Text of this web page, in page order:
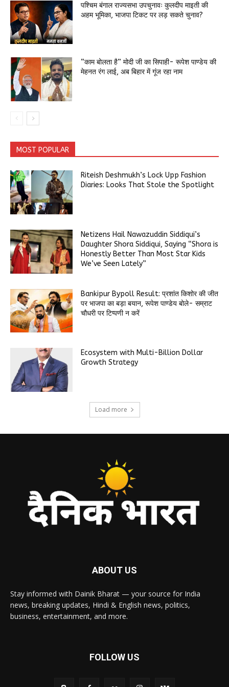
पश्चिम बंगाल राज्यसभा उपचुनावः कुलदीप माइती की
अहम भूमिका, भाजपा टिकट पर लड़ सकते चुनाव?
“काम बोलता है” मोदी जी का सिपाही- रूपेश पाण्डेय की
मेहनत रंग लाई, अब बिहार में गूंज रहा नाम
MOST POPULAR
Riteish Deshmukh’s Lock Upp Fashion
Diaries: Looks That Stole the Spotlight
Netizens Hail Nawazuddin Siddiqui’s
Daughter Shora Siddiqui, Saying “Shora is
Honestly Better Than Most Star Kids
We’ve Seen Lately”
Bankipur Bypoll Result: प्रशांत किशोर की जीत
पर भाजपा का बड़ा बयान, रूपेश पाण्डेय बोले- सम्राट
चौधरी पर टिप्पणी न करें
Ecosystem with Multi-Billion Dollar
Growth Strategy
Load more
ABOUT US
Stay informed with Dainik Bharat — your source for India
news, breaking updates, Hindi & English news, politics,
business, entertainment, and more.
FOLLOW US